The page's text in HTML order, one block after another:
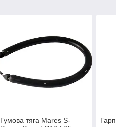
Гумова тяга Mares S-